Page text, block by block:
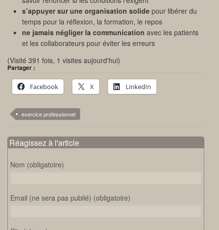
s’appuyer sur une organisation solide pour libérer du
temps pour la réflexion, la formation, le repos
ne jamais négliger la communication avec les patients
et les collaborateurs pour éviter les erreurs
(Visité 391 fois, 1 visites aujourd'hui)
Partager :
Facebook X LinkedIn
exercice professionnel
Réagissez à l'article
Nom (obligatoire)
Email (ne sera pas publié) (obligatoire)